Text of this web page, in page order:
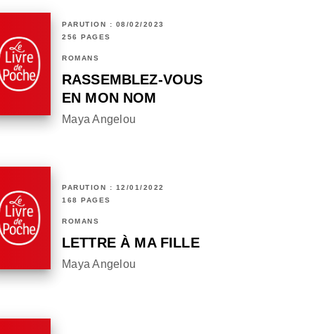
PARUTION : 08/02/2023
256 PAGES
ROMANS
RASSEMBLEZ-VOUS
EN MON NOM
Maya Angelou
PARUTION : 12/01/2022
168 PAGES
ROMANS
LETTRE À MA FILLE
Maya Angelou